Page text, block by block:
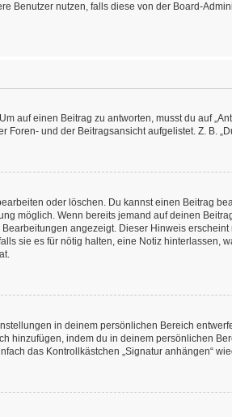
Benutzer nutzen, falls diese von der Board-
auf einen Beitrag zu antworten, musst du auf
und der Beitragsansicht aufgelistet. Z. B.
oder löschen. Du kannst einen Beitrag
möglich. Wenn bereits jemand auf deinen
angezeigt. Dieser Hinweis
sie es für nötig halten, eine Notiz hinterlassen,
in deinem persönlichen Bereich
hinzufügen, indem du in deinem persönlichen
das Kontrollkästchen „Signatur anhängen“